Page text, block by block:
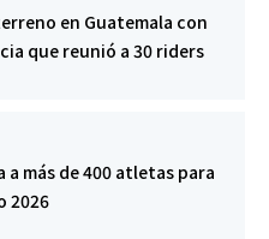
en Guatemala con
que reunió a 30 riders
a más de 400 atletas para
2026